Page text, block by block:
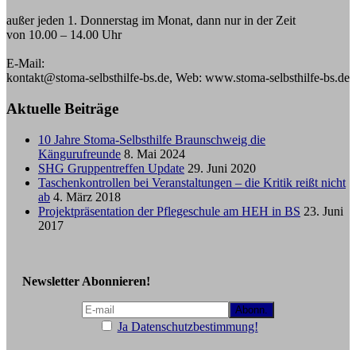
außer jeden 1. Donnerstag im Monat, dann nur in der Zeit
von 10.00 – 14.00 Uhr
E-Mail:
kontakt@stoma-selbsthilfe-bs.de, Web: www.stoma-selbsthilfe-bs.de
Aktuelle Beiträge
10 Jahre Stoma-Selbsthilfe Braunschweig die
Kängurufreunde 8. Mai 2024
SHG Gruppentreffen Update 29. Juni 2020
Taschenkontrollen bei Veranstaltungen – die Kritik reißt nicht
ab 4. März 2018
Projektpräsentation der Pflegeschule am HEH in BS 23. Juni
2017
Newsletter Abonnieren!
Ja Datenschutzbestimmung!